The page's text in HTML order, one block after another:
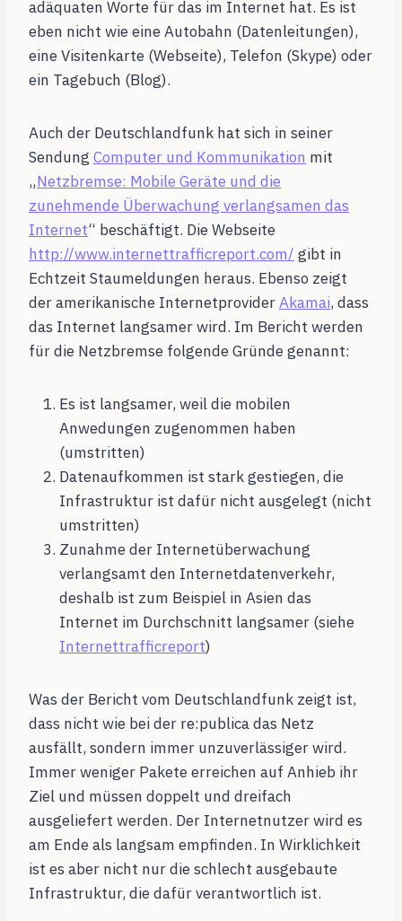
adäquaten Worte für das im Internet hat. Es ist
eben nicht wie eine Autobahn (Datenleitungen),
eine Visitenkarte (Webseite), Telefon (Skype) oder
ein Tagebuch (Blog).
Auch der Deutschlandfunk hat sich in seiner
Sendung Computer und Kommunikation mit
„Netzbremse: Mobile Geräte und die
zunehmende Überwachung verlangsamen das
Internet“ beschäftigt. Die Webseite
http://www.internettrafficreport.com/ gibt in
Echtzeit Staumeldungen heraus. Ebenso zeigt
der amerikanische InternetproviderAkamai, dass
das Internet langsamer wird. Im Bericht werden
für die Netzbremse folgende Gründe genannt:
Es ist langsamer, weil die mobilen
Anwedungen zugenommen haben
(umstritten)
Datenaufkommen ist stark gestiegen, die
Infrastruktur ist dafür nicht ausgelegt (nicht
umstritten)
Zunahme der Internetüberwachung
verlangsamt den Internetdatenverkehr,
deshalb ist zum Beispiel in Asien das
Internet im Durchschnitt langsamer (siehe
Internettrafficreport)
Was der Bericht vom Deutschlandfunk zeigt ist,
dass nicht wie bei der re:publica das Netz
ausfällt, sondern immer unzuverlässiger wird.
Immer weniger Pakete erreichen auf Anhieb ihr
Ziel und müssen doppelt und dreifach
ausgeliefert werden. Der Internetnutzer wird es
am Ende als langsam empfinden. In Wirklichkeit
ist es aber nicht nur die schlecht ausgebaute
Infrastruktur, die dafür verantwortlich ist.